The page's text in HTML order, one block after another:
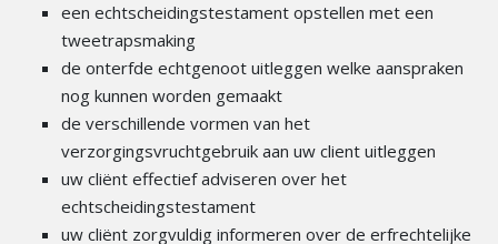
een echtscheidingstestament opstellen met een
tweetrapsmaking
de onterfde echtgenoot uitleggen welke aanspraken
nog kunnen worden gemaakt
de verschillende vormen van het
verzorgingsvruchtgebruik aan uw client uitleggen
uw cliënt effectief adviseren over het
echtscheidingstestament
uw cliënt zorgvuldig informeren over de erfrechtelijke